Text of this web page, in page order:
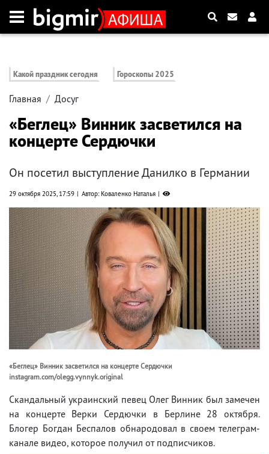
Какой праздник сегодня Гороскопы 2025
Главная Досуг
«Беглец» Винник засветился на
концерте Сердючки
Он посетил выступление Данилко в Германии
29 октября 2025, 17:59 Автор: Коваленко Наталья
«Беглец» Винник засветился на концерте Сердючки
instagram.com/olegg.vynnyk.original
Скандальный украинский певец Олег Винник был замечен
на концерте Верки Сердючки в Берлине 28 октября.
Блогер Богдан Беспалов обнародовал в своем телеграм-
канале видео, которое получил от подписчиков.